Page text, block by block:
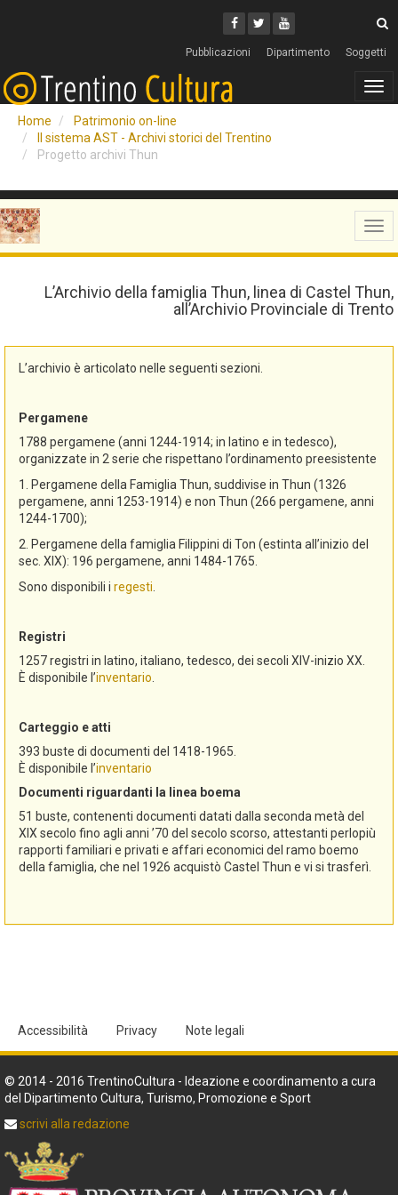
Facebook
Twitter
Youtube
Pubblicazioni Dipartimento Soggetti
Home
Patrimonio on-line
Il sistema AST - Archivi storici del Trentino
Progetto archivi Thun
L’Archivio della famiglia Thun, linea di Castel Thun,
all’Archivio Provinciale di Trento
L’archivio è articolato nelle seguenti sezioni.
Pergamene
1788 pergamene (anni 1244-1914; in latino e in tedesco),
organizzate in 2 serie che rispettano l’ordinamento preesistente
1. Pergamene della Famiglia Thun, suddivise in Thun (1326
pergamene, anni 1253-1914) e non Thun (266 pergamene, anni
1244-1700);
2. Pergamene della famiglia Filippini di Ton (estinta all’inizio del
sec. XIX): 196 pergamene, anni 1484-1765.
Sono disponibili i regesti
Registri
1257 registri in latino, italiano, tedesco, dei secoli XIV-inizio XX.
È disponibile l’inventario
Carteggio e atti
393 buste di documenti del 1418-1965.
È disponibile l’inventario
Documenti riguardanti la linea boema
51 buste, contenenti documenti datati dalla seconda metà del
XIX secolo fino agli anni ’70 del secolo scorso, attestanti perlopiù
rapporti familiari e privati e affari economici del ramo boemo
della famiglia, che nel 1926 acquistò Castel Thun e vi si trasferì.
Accessibilità Privacy Note legali
© 2014 - 2016 TrentinoCultura - Ideazione e coordinamento a cura
del Dipartimento Cultura, Turismo, Promozione e Sport
scrivi alla redazione